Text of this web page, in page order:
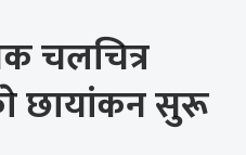
चलचित्र
छायांकन सुरू